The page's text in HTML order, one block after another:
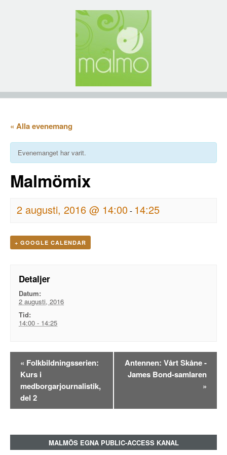
« Alla evenemang
Evenemanget har varit.
Malmömix
2 augusti, 2016 @ 14:00- 14:25
+ GOOGLE CALENDAR
Detaljer
Datum:
2 augusti, 2016
Tid:
14:00 - 14:25
Evenemangsnavigation
« Folkbildningsserien:
Kurs i
medborgarjournalistik,
del 2
Antennen: Vårt Skåne -
James Bond-samlaren
»
MALMÖS EGNA PUBLIC-ACCESS KANAL